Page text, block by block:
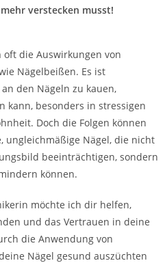
verstecken musst!
die Auswirkungen von
Nägelbeißen. Es ist
den Nägeln zu kauen,
kann, besonders in stressigen
Doch die Folgen können
ungleichmäßige Nägel, die nicht
beeinträchtigen, sondern
können.
möchte ich dir helfen,
und das Vertrauen in deine
die Anwendung von
Nägel gesund auszüchten